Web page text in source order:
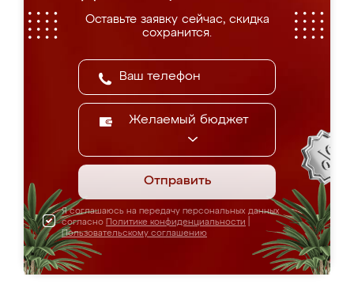
Оставьте заявку сейчас, скидка
сохранится.
Желаемый бюджет
Отправить
Я соглашаюсь на передачу персональных данных
согласно Политике конфиденциальности
Пользовательскому соглашению